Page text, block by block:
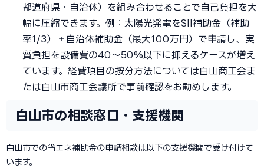
都道府県・自治体）を組み合わせることで自己負担を大
幅に圧縮できます。例：太陽光発電をSII補助金（補助
率1/3）＋自治体補助金（最大100万円）で申請し、実
質負担を設備費の40〜50%以下に抑えるケースが増え
ています。経費項目の按分方法については白山商工会ま
たは白山市商工会議所で事前確認をお勧めします。
白山市の相談窓口・支援機関
白山市での省エネ補助金の申請相談は以下の支援機関で受け付けて
います。